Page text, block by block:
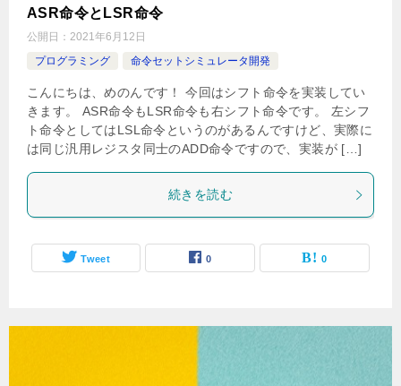
ASR命令とLSR命令
公開日： 2021年6月12日
プログラミング
命令セットシミュレータ開発
こんにちは、めのんです！ 今回はシフト命令を実装してい
きます。 ASR命令もLSR命令も右シフト命令です。 左シフ
ト命令としてはLSL命令というのがあるんですけど、実際に
は同じ汎用レジスタ同士のADD命令ですので、実装が […]
続きを読む
Tweet 0 0